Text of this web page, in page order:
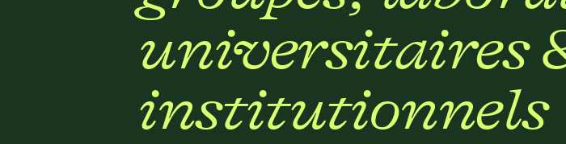
universitaires
institutionnels